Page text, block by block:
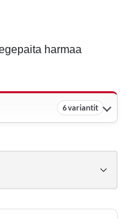
harmaa
6 variantit